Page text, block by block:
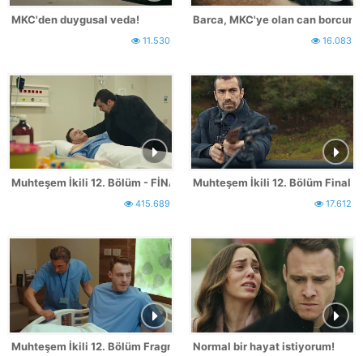
MKC'den duygusal veda!
11.530
Barca, MKC'ye olan can
16.083
Muhteşem İkili 12. Bölüm - FİNAL
415.689
Muhteşem İkili 12. Bölüm Final
17.612
Muhteşem İkili 12. Bölüm Fragmanı - FİNALNormal bir hayat istiyorum!